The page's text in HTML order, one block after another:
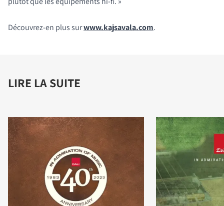
Découvrez-en plus surwww.kajsavala.com.
LIRE LA SUITE